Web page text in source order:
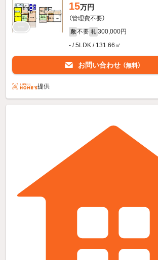
15万円
（管理費不要）
敷 不要 礼 300,000円
- / 5LDK / 131.66㎡
お問い合わせ （無料）
提供